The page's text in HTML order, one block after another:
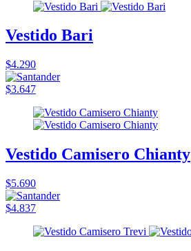
Vestido Bari
$4.290
$3.647
Vestido Camisero Chianty
$5.690
$4.837